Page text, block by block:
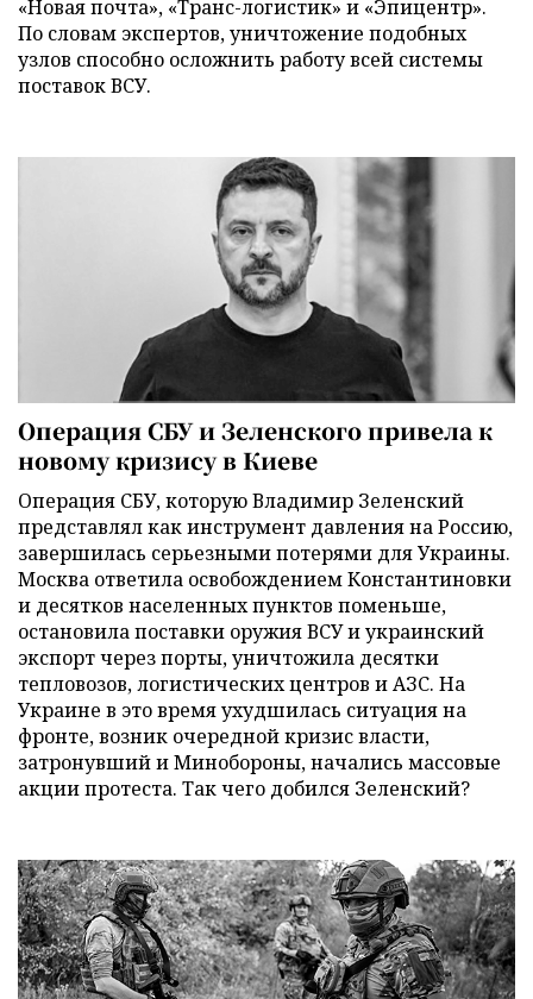
«Новая почта», «Транс-логистик» и «Эпицентр».
По словам экспертов, уничтожение подобных
узлов способно осложнить работу всей системы
поставок ВСУ.
Операция СБУ и Зеленского привела к
новому кризису в Киеве
Операция СБУ, которую Владимир Зеленский
представлял как инструмент давления на Россию,
завершилась серьезными потерями для Украины.
Москва ответила освобождением Константиновки
и десятков населенных пунктов поменьше,
остановила поставки оружия ВСУ и украинский
экспорт через порты, уничтожила десятки
тепловозов, логистических центров и АЗС. На
Украине в это время ухудшилась ситуация на
фронте, возник очередной кризис власти,
затронувший и Минобороны, начались массовые
акции протеста. Так чего добился Зеленский?